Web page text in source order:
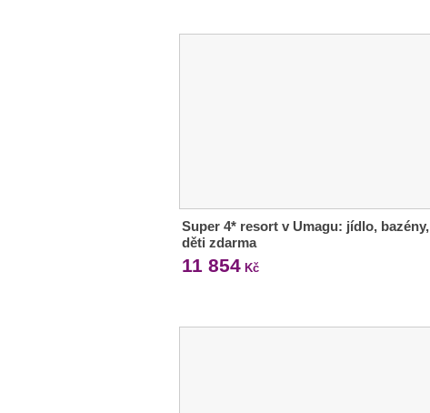
Super 4* resort v Umagu: jídlo, bazény,
děti zdarma
11 854 Kč